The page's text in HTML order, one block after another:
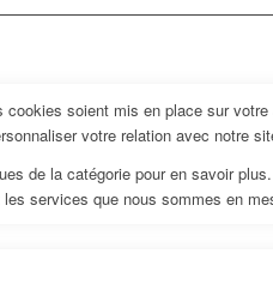
cookies soient mis en place sur
votre relation avec notre
de la catégorie pour en savoir
services que nous sommes en